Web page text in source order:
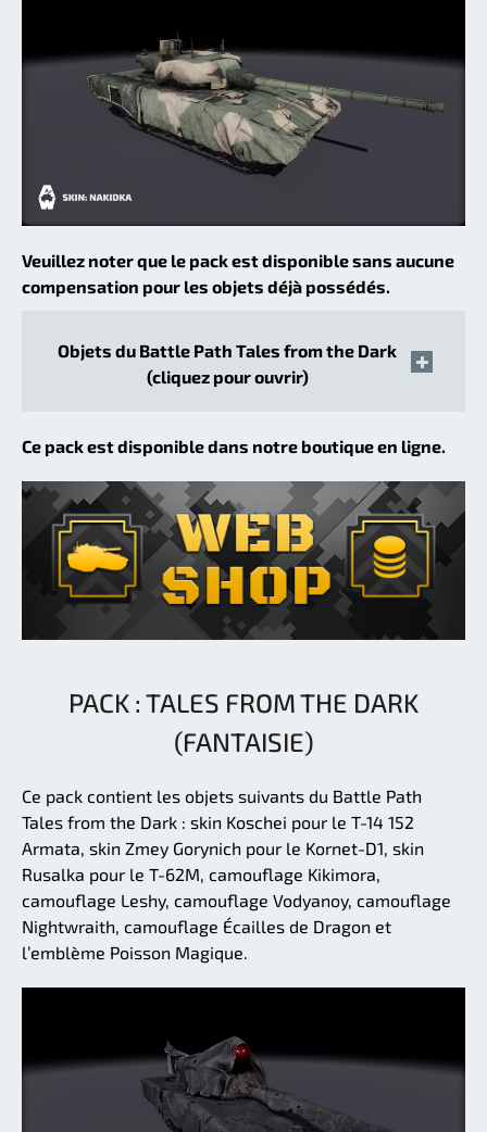
Veuillez noter que le pack est disponible sans aucune
compensation pour les objets déjà possédés.
Objets du Battle Path Tales from the Dark
(cliquez pour ouvrir)
Ce pack est disponible dans notre boutique en ligne.
PACK : TALES FROM THE DARK
(FANTAISIE)
Ce pack contient les objets suivants du Battle Path
Tales from the Dark : skin Koschei pour le T-14 152
Armata, skin Zmey Gorynich pour le Kornet-D1, skin
Rusalka pour le T-62M, camouflage Kikimora,
camouflage Leshy, camouflage Vodyanoy, camouflage
Nightwraith, camouflage Écailles de Dragon et
l’emblème Poisson Magique.